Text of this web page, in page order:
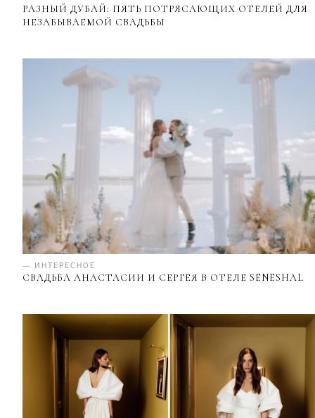
РАЗНЫЙ ДУБАЙ: ПЯТЬ ПОТРЯСАЮЩИХ ОТЕЛЕЙ ДЛЯ
НЕЗАБЫВАЕМОЙ СВАДЬБЫ
— ИНТЕРЕСНОЕ
СВАДЬБА АНАСТАСИИ И СЕРГЕЯ В ОТЕЛЕ SENESHAL